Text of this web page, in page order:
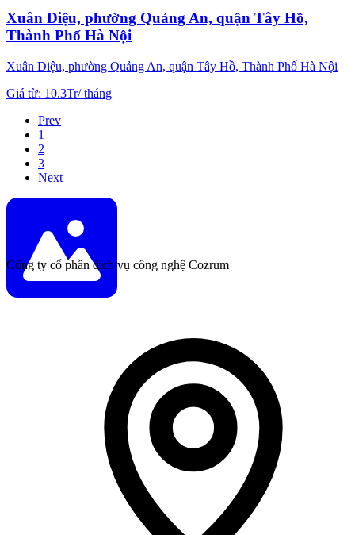
Xuân Diệu, phường Quảng An, quận Tây Hồ,
Thành Phố Hà Nội
Xuân Diệu, phường Quảng An, quận Tây Hồ, Thành Phố Hà Nội
Giá từ: 10.3Tr/tháng
Prev
1
2
3
Next
Công ty cổ phần dịch vụ công nghệ Cozrum